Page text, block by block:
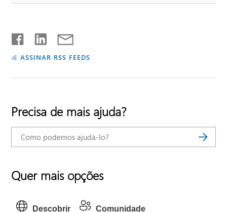
ASSINAR RSS FEEDS
Precisa de mais ajuda?
Quer mais opções
Descobrir Comunidade